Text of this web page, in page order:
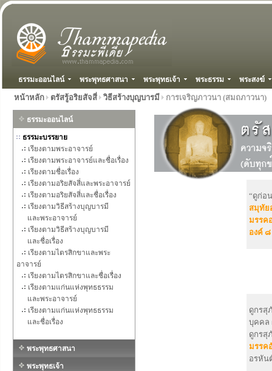
ธรรมะออนไลน์ พระพุทธศาสนา พระพุทธเจ้า พระธรรม พระสงฆ์
หน้าหลัก ตรัสรู้อริยสัจสี่ วิธีสร้างบุญบารมี การเจริญภาวนา (สมถภาวนา)
ธรรมะออนไลน์
ธรรมะบรรยาย
เรียงตามพระอาจารย์
เรียงตามพระอาจารย์และชื่อเรื่อง
เรียงตามชื่อเรื่อง
เรียงตามอริยสัจสี่และพระอาจารย์
เรียงตามอริยสัจสี่และชื่อเรื่อง
เรียงตามวิธีสร้างบุญบารมี
และพระอาจารย์
เรียงตามวิธีสร้างบุญบารมี
และชื่อเรื่อง
เรียงตามไตรสิกขาและพระ
อาจารย์
เรียงตามไตรสิกขาและชื่อเรื่อง
เรียงตามแก่นแห่งพุทธธรรม
และพระอาจารย์
เรียงตามแก่นแห่งพุทธธรรม
และชื่อเรื่อง
พระพุทธศาสนา
พระพุทธเจ้า
“ดูก่อ
สมุทัย
มรรค
องค์ ๘
ดูกรสุ
บุคคล
ดูกรสุ
มรรค
อรหัน